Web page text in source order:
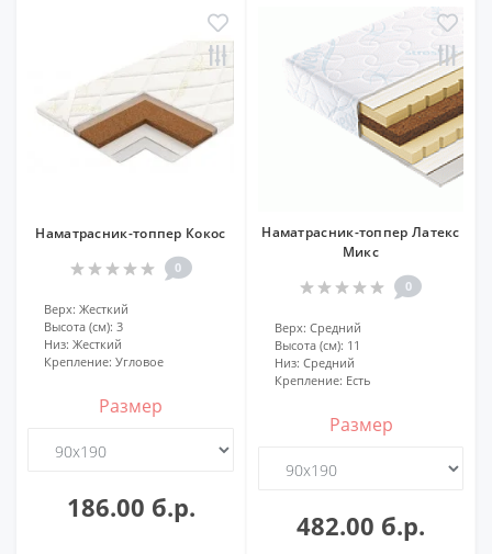
Наматрасник-топпер Кокос
0
Верх: Жесткий
Высота (см): 3
Низ: Жесткий
Крепление: Угловое
Размер
186.00 б.р.
Наматрасник-топпер Латекс
Микс
0
Верх: Средний
Высота (см): 11
Низ: Средний
Крепление: Есть
Размер
482.00 б.р.